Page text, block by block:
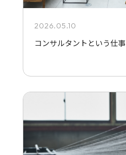
2026.05.10
コンサルタントという仕